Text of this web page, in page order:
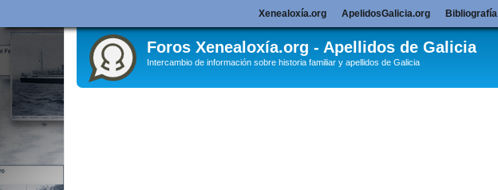
Foros Xenealoxía.org - Apellidos de Galicia
Intercambio de información sobre historia familiar y apellidos de Galicia
Xenealoxía.org ApelidosGalicia.org Bibliografía